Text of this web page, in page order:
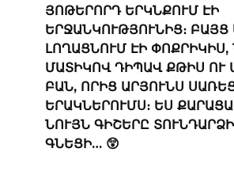
ՅՈԹԵՐՈՐԴ ԵՐԿՆՔՈՒՄ ԷԻ
ԵՐՋԱՆԿՈՒԹՅՈՒՆԻՑ։ ԲԱՅՑ
ԼՈՂԱՑՆՈՒՄ ԷԻ
ՄԱՏԻԿՈՎ ԴԻՊԱՎ ՔԹԻՍ ՈՒ
ԲԱՆ, ՈՐԻՑ ԱՐՅՈՒՆՍ
ԵՐԱԿՆԵՐՈՒՄՍ։ ԵՍ
ՆՈՒՅՆ ԳԻՇԵՐԸ
ԳՆԵՑԻ… 😲